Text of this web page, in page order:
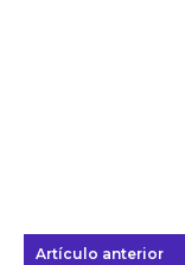
Artículo anterior